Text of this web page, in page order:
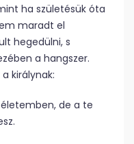
ha születésük óta
maradt el
hegedülni, s
a hangszer.
királynak:
de a te